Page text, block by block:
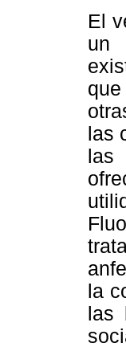
El
un
las
la
las